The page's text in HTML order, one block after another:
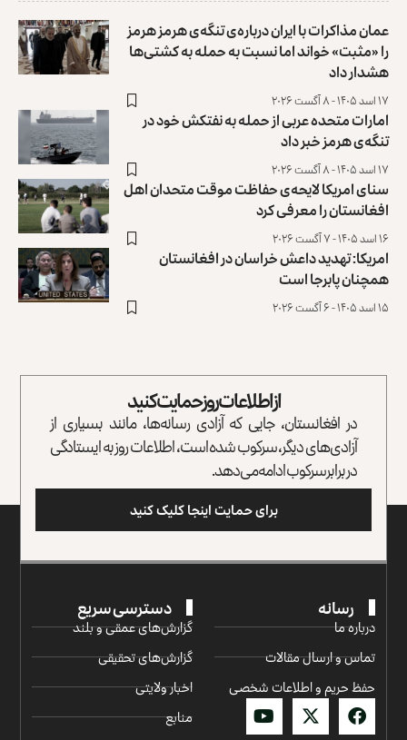
عمان مذاکرات با ایران درباره‌ی تنگه‌ی هرمز هرمز
را «مثبت» خواند ‏اما نسبت به حمله به کشتی‌ها
هشدار داد
۱۷ اسد ۱۴۰۵ - ۸ آگست ۲۰۲۶
امارات متحده عربی از حمله به نفتکش خود در
تنگه‌ی هرمز خبر داد
۱۷ اسد ۱۴۰۵ - ۸ آگست ۲۰۲۶
سنای امریکا لایحه‌ی حفاظت موقت متحدان اهل
افغانستان را معرفی کرد
۱۶ اسد ۱۴۰۵ - ۷ آگست ۲۰۲۶
امریکا: تهدید داعش خراسان در افغانستان
همچنان پابرجا است
۱۵ اسد ۱۴۰۵ - ۶ آگست ۲۰۲۶
از اطلاعات روز حمایت کنید
در افغانستان، جایی که آزادی رسانه‌ها، مانند بسیاری از
آزادی‌های دیگر، سرکوب شده است، اطلاعات روز به ایستادگی
در برابر سرکوب ادامه می‌دهد.
برای حمایت اینجا کلیک کنید
رسانه
درباره ما
تماس و ارسال مقالات
حفظ حریم و اطلاعات شخصی
دسترسی سریع
گزارش‌‌های عمقی و بلند
گزارش‌های تحقیقی
اخبار ولایتی
منابع